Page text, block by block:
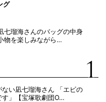
グ
七瑠海さんのバッグの中身
物を楽しみながら…
い凪七瑠海さん 「エビの
す」【宝塚歌劇団O…